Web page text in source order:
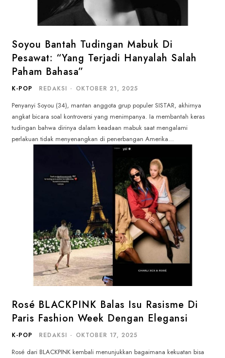
Soyou Bantah Tudingan Mabuk Di
Pesawat: “Yang Terjadi Hanyalah Salah
Paham Bahasa”
K-POP REDAKSI - OKTOBER 21, 2025
Penyanyi Soyou (34), mantan anggota grup populer SISTAR, akhirnya
angkat bicara soal kontroversi yang menimpanya. Ia membantah keras
tudingan bahwa dirinya dalam keadaan mabuk saat mengalami
perlakuan tidak menyenangkan di penerbangan Amerika...
Rosé BLACKPINK Balas Isu Rasisme Di
Paris Fashion Week Dengan Elegansi
K-POP REDAKSI - OKTOBER 17, 2025
Rosé dari BLACKPINK kembali menunjukkan bagaimana kekuatan bisa